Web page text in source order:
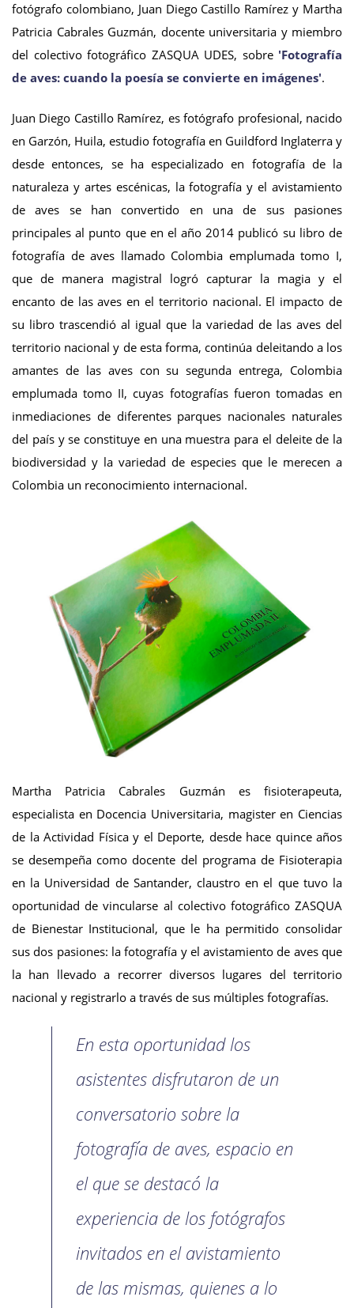
fotógrafo colombiano, Juan Diego Castillo Ramírez y Martha
Patricia Cabrales Guzmán, docente universitaria y miembro
del colectivo fotográfico ZASQUA UDES, sobre 'Fotografía
de aves: cuando la poesía se convierte en imágenes'.
Juan Diego Castillo Ramírez, es fotógrafo profesional, nacido
en Garzón, Huila, estudio fotografía en Guildford Inglaterra y
desde entonces, se ha especializado en fotografía de la
naturaleza y artes escénicas, la fotografía y el avistamiento
de aves se han convertido en una de sus pasiones
principales al punto que en el año 2014 publicó su libro de
fotografía de aves llamado Colombia emplumada tomo I,
que de manera magistral logró capturar la magia y el
encanto de las aves en el territorio nacional. El impacto de
su libro trascendió al igual que la variedad de las aves del
territorio nacional y de esta forma, continúa deleitando a los
amantes de las aves con su segunda entrega, Colombia
emplumada tomo II, cuyas fotografías fueron tomadas en
inmediaciones de diferentes parques nacionales naturales
del país y se constituye en una muestra para el deleite de la
biodiversidad y la variedad de especies que le merecen a
Colombia un reconocimiento internacional.
Martha Patricia Cabrales Guzmán es fisioterapeuta,
especialista en Docencia Universitaria, magister en Ciencias
de la Actividad Física y el Deporte, desde hace quince años
se desempeña como docente del programa de Fisioterapia
en la Universidad de Santander, claustro en el que tuvo la
oportunidad de vincularse al colectivo fotográfico ZASQUA
de Bienestar Institucional, que le ha permitido consolidar
sus dos pasiones: la fotografía y el avistamiento de aves que
la han llevado a recorrer diversos lugares del territorio
nacional y registrarlo a través de sus múltiples fotografías.
En esta oportunidad los
asistentes disfrutaron de un
conversatorio sobre la
fotografía de aves, espacio en
el que se destacó la
experiencia de los fotógrafos
invitados en el avistamiento
de las mismas, quienes a lo